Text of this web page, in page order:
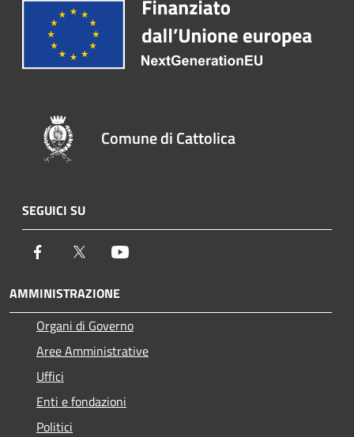
Comune di Cattolica
SEGUICI SU
Facebook Twitter
AMMINISTRAZIONE
Organi di Governo
Aree Amministrative
Uffici
Enti e fondazioni
Politici